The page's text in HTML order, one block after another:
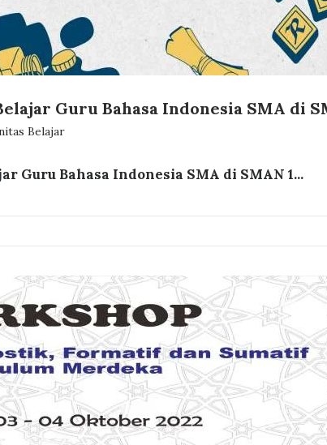
Guru Bahasa Indonesia SMA di
Belajar
Guru Bahasa Indonesia SMA di SMAN 1...